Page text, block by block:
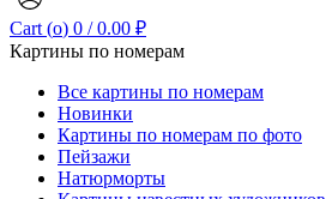
Cart (o) 0 / 0.00 ₽
Картины по номерам
Все картины по номерам
Новинки
Картины по номерам по фото
Пейзажи
Натюрморты